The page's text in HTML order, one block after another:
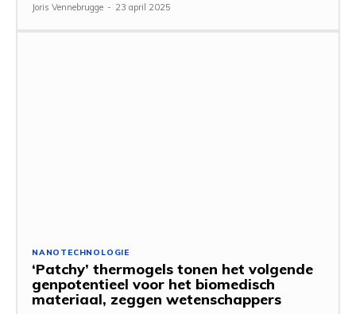
Joris Vennebrugge - 23 april 2025
NANOTECHNOLOGIE
‘Patchy’ thermogels tonen het volgende
genpotentieel voor het biomedisch
materiaal, zeggen wetenschappers